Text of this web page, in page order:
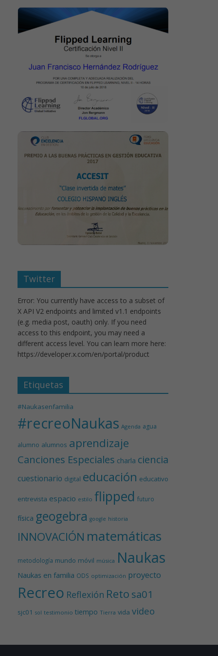
Twitter
Error: You currently have access to a subset of
X API V2 endpoints and limited v1.1 endpoints
(e.g. media post, oauth) only. If you need
access to this endpoint, you may need a
different access level. You can learn more here:
https://developer.x.com/en/portal/product
Etiquetas
#Naukasenfamilia
#recreoNaukas Agenda agua
alumno alumnos aprendizaje
Canciones Especiales charla ciencia
cuestionario digital educación educativo
entrevista espacio estilo flipped futuro
física geogebra google historia
INNOVACIÓN matemáticas
metodología mundo móvil música Naukas
Naukas en familia ODS optimización proyecto
Recreo Reflexión Reto sa01
sjc01 sol testimonio tiempo Tierra vida video